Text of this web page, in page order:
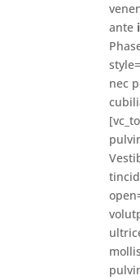
ante
nec